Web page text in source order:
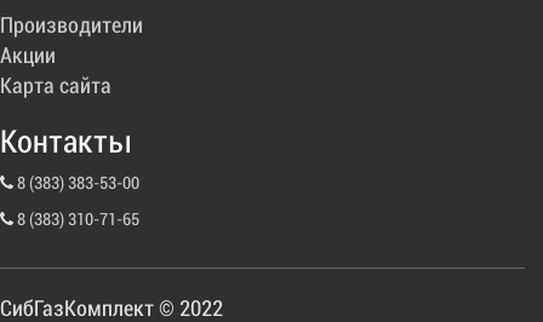
Производители
Акции
Карта сайта
Контакты
8 (383) 383-53-00
8 (383) 310-71-65
СибГазКомплект © 2022